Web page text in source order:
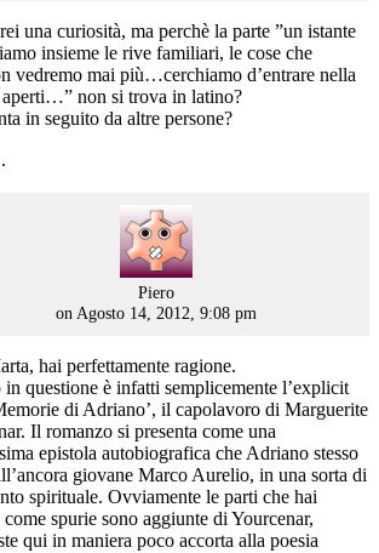
una curiosità, ma perchè la parte ”un istante
insieme le rive familiari, le cose che
vedremo mai più…cerchiamo d’entrare nella
aperti…” non si trova in latino?
in seguito da altre persone?
Pierosays:
on Agosto 14, 2012, 9:08 pm
hai perfettamente ragione.
in questione è infatti semplicemente l’explicit
di Adriano’, il capolavoro di Marguerite
Il romanzo si presenta come una
epistola autobiografica che Adriano stesso
giovane Marco Aurelio, in una sorta di
spirituale. Ovviamente le parti che hai
spurie sono aggiunte di Yourcenar,
qui in maniera poco accorta alla poesia